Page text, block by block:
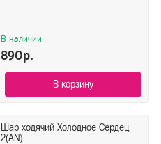
В наличии
890р.
В корзину
Шар ходячий Холодное Сердец
2(AN)